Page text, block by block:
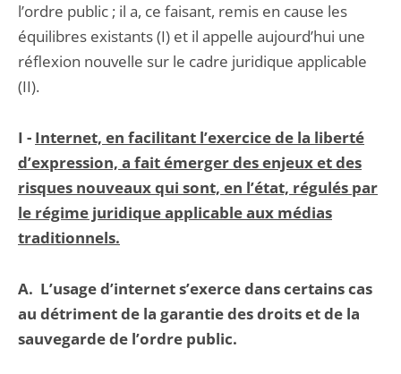
l’ordre public ; il a, ce faisant, remis en cause les
équilibres existants (I) et il appelle aujourd’hui une
réflexion nouvelle sur le cadre juridique applicable
(II).
I - Internet, en facilitant l’exercice de la liberté
d’expression, a fait émerger des enjeux et des
risques nouveaux qui sont, en l’état, régulés par
le régime juridique applicable aux médias
traditionnels.
A. L’usage d’internet s’exerce dans certains cas
au détriment de la garantie des droits et de la
sauvegarde de l’ordre public.